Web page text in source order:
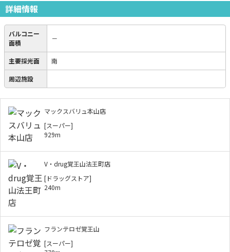
詳細情報
バルコニー
面積
－
主要採光面 南
周辺施設
マックスバリュ本山店
[スーパー]
929m
V・drug覚王山法王町店
[ドラッグストア]
240m
フランテロゼ覚王山
[スーパー]